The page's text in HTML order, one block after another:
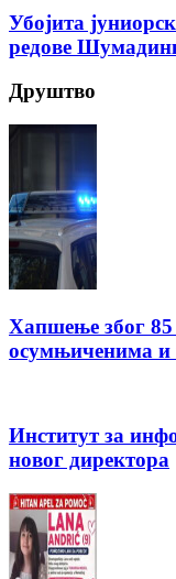
Убојита
редове
Друштво
Хапшење због
осумњиченима и
Институт за
новог директора